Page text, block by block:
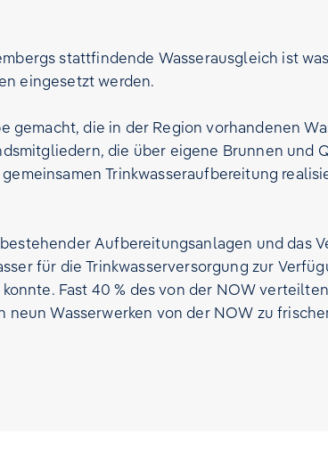
stattfindende Wasserausgleich ist
eingesetzt werden.
die in der Region vorhandenen
die über eigene Brunnen und
Trinkwasseraufbereitung
Aufbereitungsanlagen und das
für die Trinkwasserversorgung zur
Fast 40 % des von der NOW
Wasserwerken von der NOW zu